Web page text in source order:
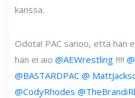
kanssa.
Odota! PAC sanoo, että hän
hän ei aio @AEWrestling !!!!!
@BASTARDPAC @
@CodyRhodes